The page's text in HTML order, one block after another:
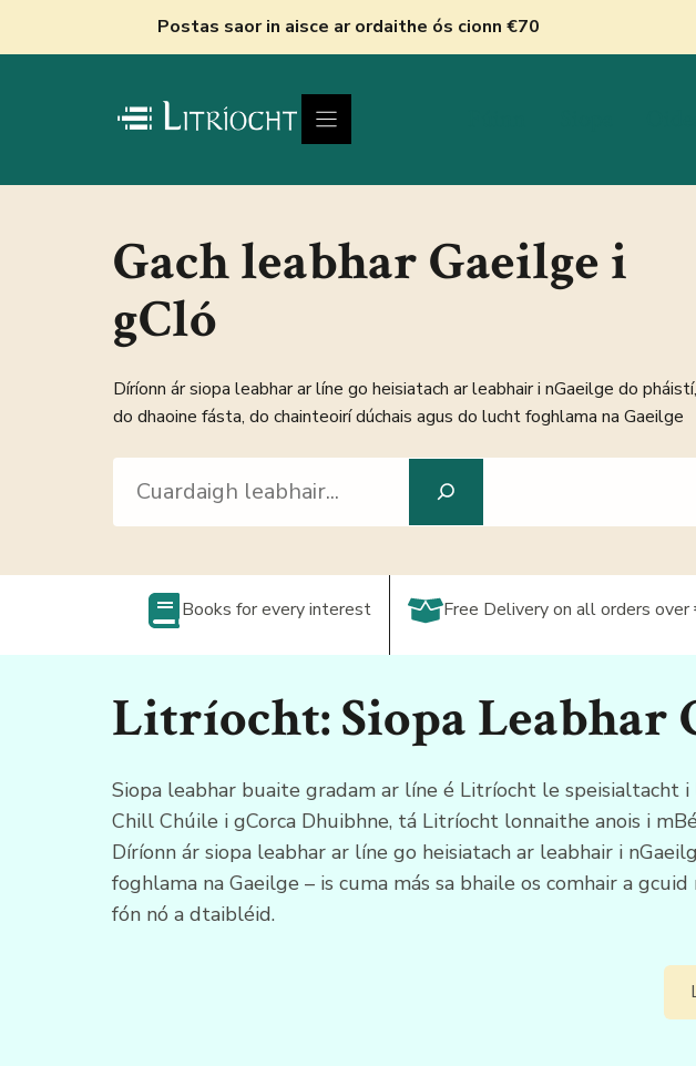
Postas saor in aisce ar ordaithe ós cionn €70
Gach leabhar Gaeilge i
gCló
Díríonn ár siopa leabhar ar líne go heisiatach ar leabhair i nGaeilge do pháistí,
do dhaoine fásta, do chainteoirí dúchais agus do lucht foghlama na Gaeilge
Books for every interest Free Delivery on all orders over
Litríocht: Siopa Leabhar
Siopa leabhar buaite gradam ar líne é Litríocht le speisialtacht
Chill Chúile i gCorca Dhuibhne, tá Litríocht lonnaithe anois i
Díríonn ár siopa leabhar ar líne go heisiatach ar leabhair i
foghlama na Gaeilge – is cuma más sa bhaile os comhair a
fón nó a dtaibléid.